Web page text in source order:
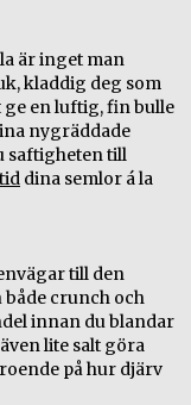
är inget man
kladdig deg som
en luftig, fin bulle
nygräddade
saftigheten till
dina semlor á la
till den
både crunch och
innan du blandar
lite salt göra
på hur djärv